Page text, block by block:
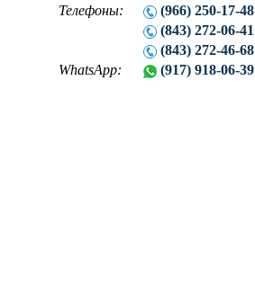
Телефоны:
(966) 250-17-48
(843) 272-06-41
(843) 272-46-68
WhatsApp:
(917) 918-06-39